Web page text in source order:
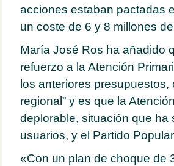
acciones estaban pactadas
un coste de 6 y 8 millones
María José Ros ha añadido
refuerzo a la Atención
los anteriores
regional” y es que la
deplorable, situación que
usuarios, y el Partido
«Con un plan de choque de